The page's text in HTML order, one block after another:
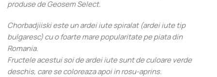
produse de Geosem Select.
Chorbadjiiski este un ardei iute spiralat (ardei iute tip
bulgaresc) cu o foarte mare popularitate pe piata din
Romania.
Fructele acestui soi de ardei iute sunt de culoare verde
deschis, care se coloreaza apoi in rosu-aprins.